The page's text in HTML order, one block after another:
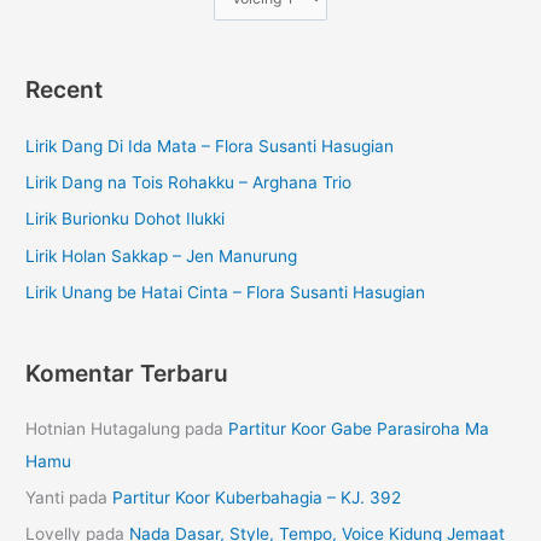
Recent
Lirik Dang Di Ida Mata – Flora Susanti Hasugian
Lirik Dang na Tois Rohakku – Arghana Trio
Lirik Burionku Dohot Ilukki
Lirik Holan Sakkap – Jen Manurung
Lirik Unang be Hatai Cinta – Flora Susanti Hasugian
Komentar Terbaru
Hotnian Hutagalung pada Partitur Koor Gabe Parasiroha Ma
Hamu
Yanti pada Partitur Koor Kuberbahagia – KJ. 392
Lovelly pada Nada Dasar, Style, Tempo, Voice Kidung Jemaat